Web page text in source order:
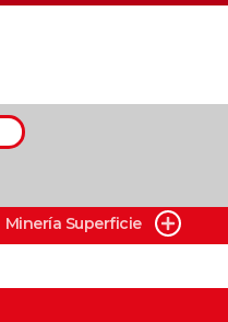
Minería Superficie